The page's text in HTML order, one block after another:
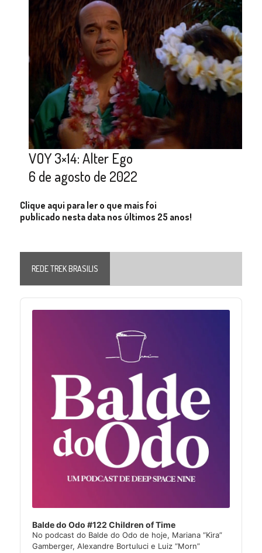
VOY 3×14: Alter Ego
6 de agosto de 2022
Clique aqui para ler o que mais foi
publicado nesta data nos últimos 25 anos!
REDE TREK BRASILIS
Audio
Player
Balde do Odo #122 Children of Time
No podcast do Balde do Odo de hoje, Mariana “Kira”
Gamberger, Alexandre Bortuluci e Luiz “Morn”